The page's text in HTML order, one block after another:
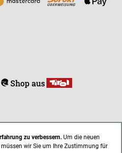
zu verbessern. Um die neuen
wir Sie um Ihre Zustimmung für
Shop aus
zzgl. Versandkosten